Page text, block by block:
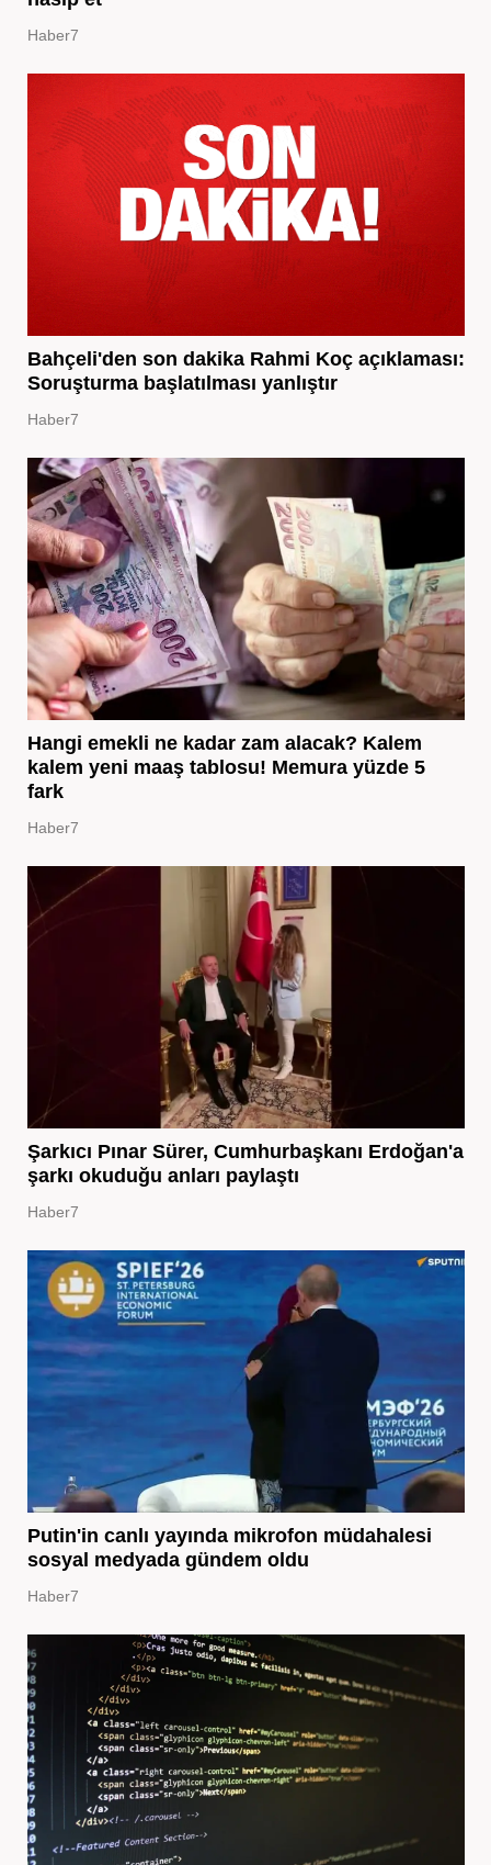
Haber7
Bahçeli'den son dakika Rahmi Koç açıklaması:
Soruşturma başlatılması yanlıştır
Haber7
Hangi emekli ne kadar zam alacak? Kalem
kalem yeni maaş tablosu! Memura yüzde 5
fark
Haber7
Şarkıcı Pınar Sürer, Cumhurbaşkanı Erdoğan'a
şarkı okuduğu anları paylaştı
Haber7
Putin'in canlı yayında mikrofon müdahalesi
sosyal medyada gündem oldu
Haber7